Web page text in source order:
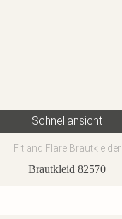
Schnellansicht
Fit and Flare Brautkleider
Brautkleid 82570